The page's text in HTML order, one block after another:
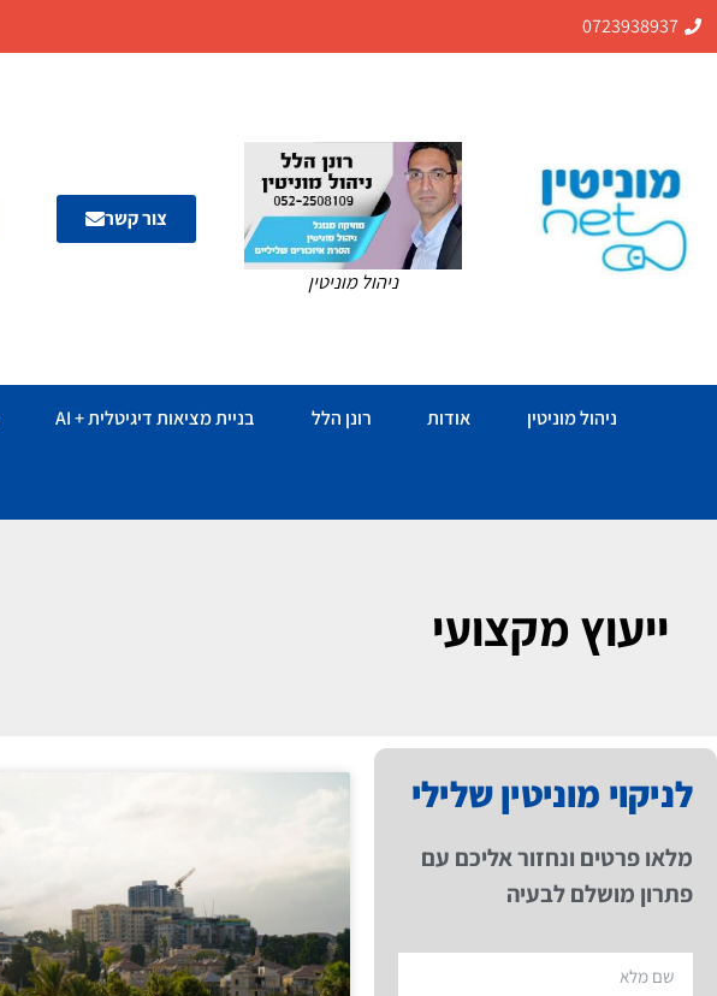
0723938937
ניהול מוניטין
צור קשר
ניהול מוניטין אודות רונן הלל בניית מציאות דיגיטלית + AI
ייעוץ מקצועי
לניקוי מוניטין שלילי
מלאו פרטים ונחזור אליכם עם
פתרון מושלם לבעיה